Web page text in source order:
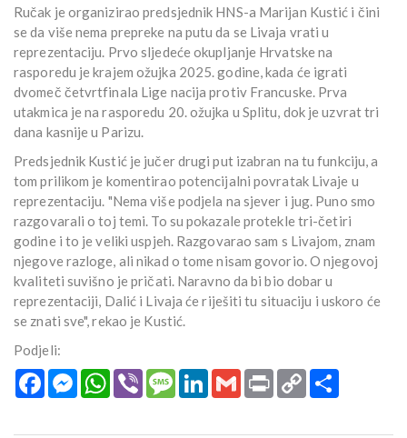
Ručak je organizirao predsjednik HNS-a Marijan Kustić i čini
se da više nema prepreke na putu da se Livaja vrati u
reprezentaciju. Prvo sljedeće okupljanje Hrvatske na
rasporedu je krajem ožujka 2025. godine, kada će igrati
dvomeč četvrtfinala Lige nacija protiv Francuske. Prva
utakmica je na rasporedu 20. ožujka u Splitu, dok je uzvrat tri
dana kasnije u Parizu.
Predsjednik Kustić je jučer drugi put izabran na tu funkciju, a
tom prilikom je komentirao potencijalni povratak Livaje u
reprezentaciju. "Nema više podjela na sjever i jug. Puno smo
razgovarali o toj temi. To su pokazale protekle tri-četiri
godine i to je veliki uspjeh. Razgovarao sam s Livajom, znam
njegove razloge, ali nikad o tome nisam govorio. O njegovoj
kvaliteti suvišno je pričati. Naravno da bi bio dobar u
reprezentaciji, Dalić i Livaja će riješiti tu situaciju i uskoro će
se znati sve", rekao je Kustić.
Podjeli:
FacebookMessengerWhatsApp
Viber MessageLinkedInGmail Print Copy
Link